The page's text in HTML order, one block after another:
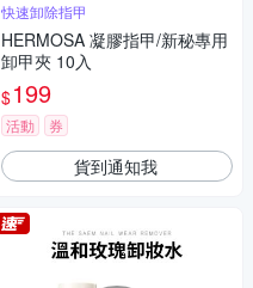
快速卸除指甲
HERMOSA 凝膠指甲/新秘專用
卸甲夾 10入
$199
活動 券
貨到通知我